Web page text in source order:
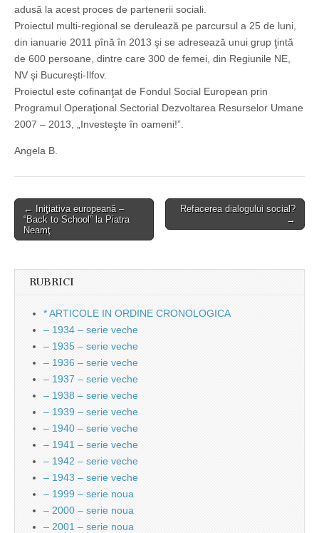
adusă la acest proces de partenerii sociali.
Proiectul multi-regional se derulează pe parcursul a 25 de luni,
din ianuarie 2011 pînă în 2013 şi se adresează unui grup ţintă
de 600 persoane, dintre care 300 de femei, din Regiunile NE,
NV şi Bucureşti-Ilfov.
Proiectul este cofinanţat de Fondul Social European prin
Programul Operaţional Sectorial Dezvoltarea Resurselor Umane
2007 – 2013, „Investeşte în oameni!”.
Angela B.
Post
navigation
← Iniţiativa europeană –
“Back to School” la Piatra
Neamţ
Refacerea dialogului social?
→
RUBRICI
* ARTICOLE IN ORDINE CRONOLOGICA
– 1934 – serie veche
– 1935 – serie veche
– 1936 – serie veche
– 1937 – serie veche
– 1938 – serie veche
– 1939 – serie veche
– 1940 – serie veche
– 1941 – serie veche
– 1942 – serie veche
– 1943 – serie veche
– 1999 – serie noua
– 2000 – serie noua
– 2001 – serie noua